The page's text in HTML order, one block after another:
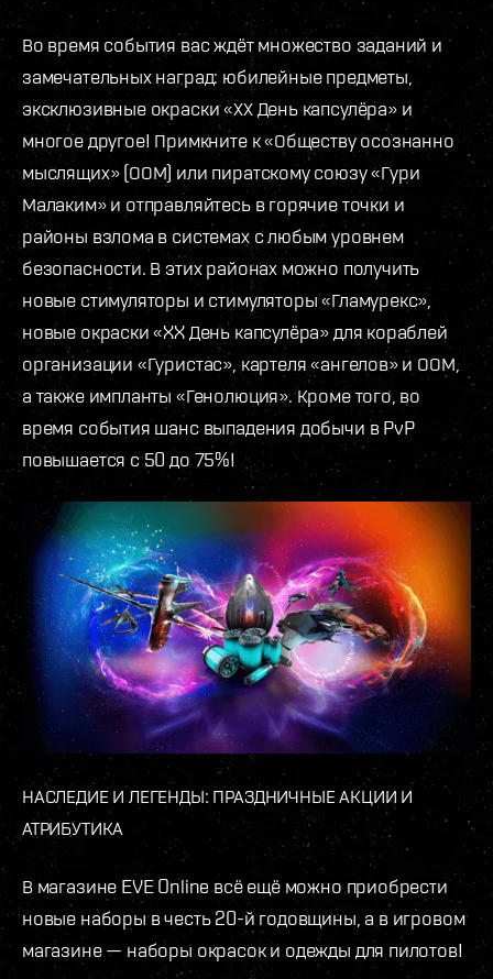
Во время события вас ждёт множество заданий и
замечательных наград: юбилейные предметы,
эксклюзивные окраски «ХХ День капсулёра» и
многое другое! Примкните к «Обществу осознанно
мыслящих» (ООМ) или пиратскому союзу «Гури
Малаким» и отправляйтесь в горячие точки и
районы взлома в системах с любым уровнем
безопасности. В этих районах можно получить
новые стимуляторы и стимуляторы «Гламурекс»,
новые окраски «XX День капсулёра» для кораблей
организации «Гуристас», картеля «ангелов» и ООМ,
а также импланты «Генолюция». Кроме того, во
время события шанс выпадения добычи в PvP
повышается с 50 до 75%!
НАСЛЕДИЕ И ЛЕГЕНДЫ: ПРАЗДНИЧНЫЕ АКЦИИ И
АТРИБУТИКА
В магазине EVE Online всё ещё можно приобрести
новые наборы в честь 20-й годовщины, а в игровом
магазине — наборы окрасок и одежды для пилотов!